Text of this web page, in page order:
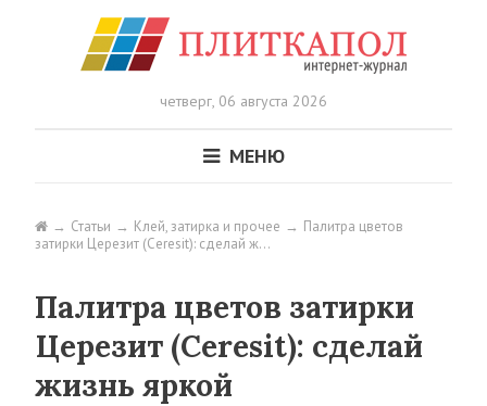
четверг, 06 августа 2026
МЕНЮ
Статьи Клей, затирка и прочее
Палитра цветов
затирки Церезит (Ceresit): сделай ж…
Палитра цветов затирки
Церезит (Ceresit): сделай
жизнь яркой